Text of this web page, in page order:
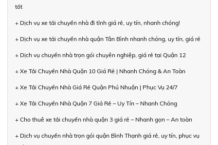
tốt
+ Dịch vụ xe tải chuyển nhà đi tỉnh giá rẻ, uy tín, nhanh chóng!
+ Dịch vụ xe tải chuyển nhà quận Tân Bình nhanh chóng, uy tín, giá rẻ
+ Dịch vụ chuyển nhà trọn gói chuyên nghiệp, giá rẻ tại Quận 12
+ Xe Tải Chuyển Nhà Quận 10 Giá Rẻ | Nhanh Chóng & An Toàn
+ Xe Tải Chuyển Nhà Giá Rẻ Quận Phú Nhuận | Phục Vụ 24/7
+ Xe Tải Chuyển Nhà Quận 7 Giá Rẻ – Uy Tín – Nhanh Chóng
+ Cho thuê xe tải chuyển nhà quận 3 giá rẻ – Nhanh gọn – An toàn
+ Dịch vụ chuyển nhà trọn gói quận Bình Thạnh giá rẻ, uy tín, phục vụ